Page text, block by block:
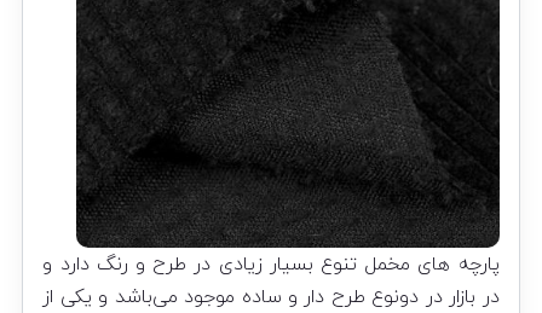
پارچه های مخمل تنوع بسیار زیادی در طرح و رنگ دارد و
در بازار در دونوع طرح دار و ساده موجود می‌باشد و یکی از